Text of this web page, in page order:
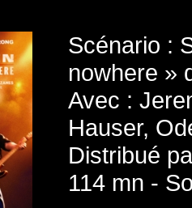
Scénario :
nowhere »
Avec :
Hauser,
Distribué
114 mn -